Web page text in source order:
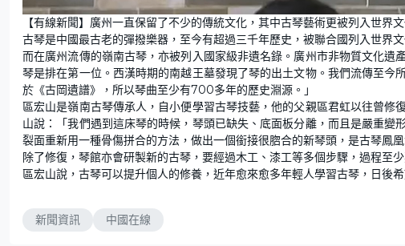
U
n
m
u
t
e
o
a
d
e
d
:
1
6
.
3
3
%
【有線新聞】廣州一直保留了不少的傳統文化，其中古琴藝術更被列入世界
古琴是中國最古老的彈撥樂器，至今有超過三千年歷史，被聯合國列入世界文
而在廣州流傳的嶺南古琴，亦被列入國家級非遺名錄。廣州市非物質文化遺
琴是排在第一位。西漢時期的南越王墓發現了琴的出土文物。我們流傳至
於《古岡遺譜》，所以琴曲至少有700多年的歷史淵源。」
區宏山是嶺南古琴傳承人，自小便學習古琴技藝，他的父親區君虹以往曾
山說：「我們遇到這床琴的時候，琴頭已缺失、底面板分離，而且是嚴重
裂面重新用一種骨傷拼合的方法，做出一個銜接很脗合的新琴頭，是古琴鳳凰
除了修復，琴館亦會研製新的古琴，要經過木工、漆工等多個步驟，過程至少
區宏山說，古琴可以提升個人的修養，近年愈來愈多年輕人學習古琴，日後
新聞資訊 中國在線